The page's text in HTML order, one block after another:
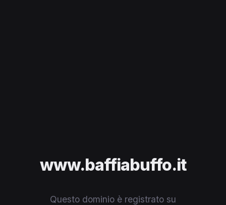
www.baffiabuffo.it
Questo dominio è registrato su